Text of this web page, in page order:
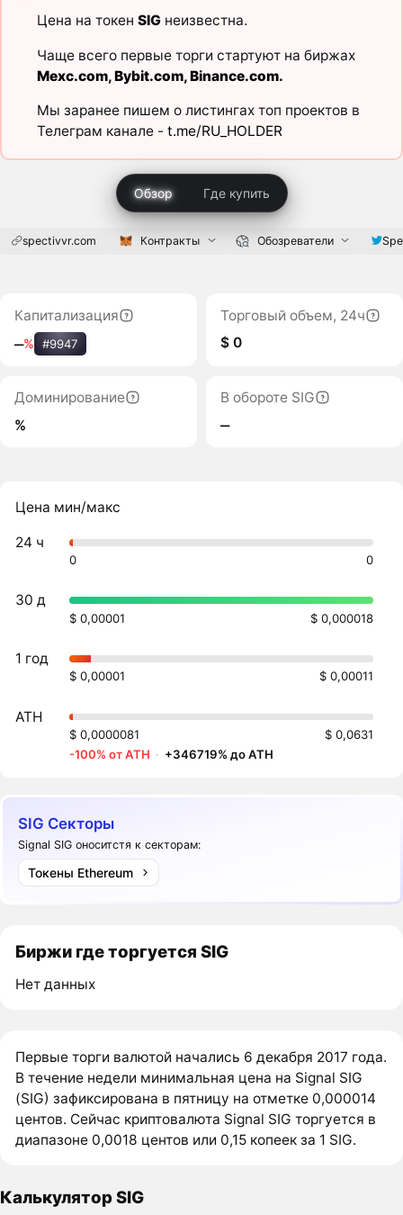
Цена на токен SIGнеизвестна.
Чаще всего первые торги стартуют на биржах
Mexc.com,Bybit.com,Binance.com.
Мы заранее пишем о листингах топ проектов в
Телеграм канале - t.me/RU_HOLDER
Обзор Где купить
spectivvr.com Контракты Обозреватели
Капитализация
‒% #9947
Торговый объем, 24ч
$ 0
Доминирование
%
В обороте SIG
‒
Цена мин/макс
24 ч
0 0
30 д
$ 0,00001 $ 0,000018
1 год
$ 0,00001 $ 0,00011
ATH
$ 0,0000081
$ 0,0631
-100% от ATH · +346719% до ATH
SIG Секторы
Signal SIG оноситстя к секторам:
Токены Ethereum
Биржи где торгуется SIG
Нет данных
Первые торги валютой начались 6 декабря 2017 года.
В течение недели минимальная цена на Signal SIG
(SIG) зафиксирована в пятницу на отметке 0,000014
центов. Сейчас криптовалюта Signal SIG торгуется в
диапазоне 0,0018 центов или 0,15 копеек за 1 SIG.
Калькулятор SIG